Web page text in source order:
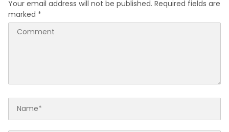
Your email address will not be published. Required fields are
marked *